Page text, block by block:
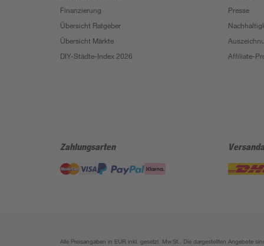
Finanzierung
Übersicht Ratgeber
Übersicht Märkte
DIY-Städte-Index 2026
Presse
Affiliate-
Zahlungsarten
Alle Preisangaben in EUR inkl. gesetzl. MwSt.. Die dargestellten Angebote